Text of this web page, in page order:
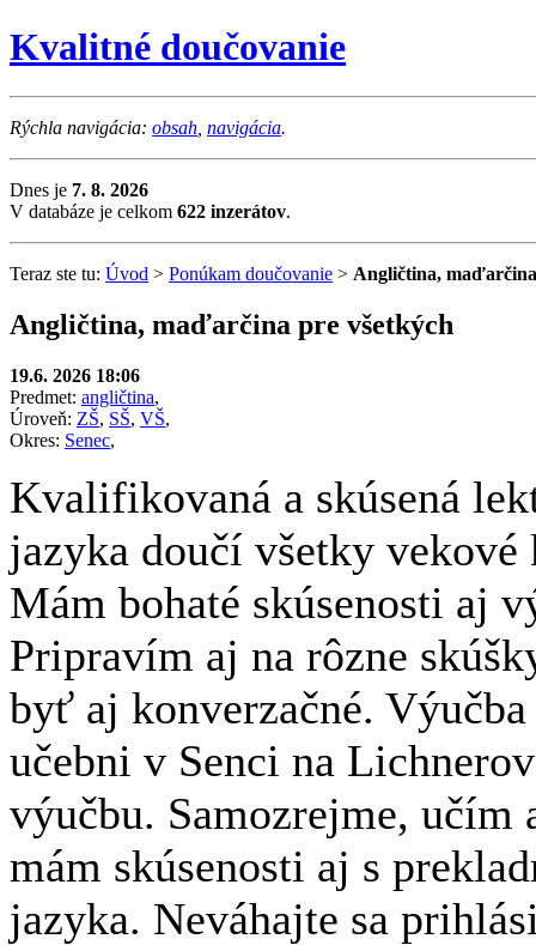
Kvalitné doučovanie
Rýchla navigácia: obsah navigácia.
Dnes je 7. 8. 2026
V databáze je celkom 622 inzerátov.
Teraz ste tu: Úvod > Ponúkam doučovanie > Angličtina,
Angličtina, maďarčina pre všetkých
19.6. 2026 18:06
Predmet: angličtina,
Úroveň: ZŠ, SŠ, VŠ,
Okres: Senec,
Kvalifikovaná a skúsená
jazyka doučí všetky
Mám bohaté skúsenosti aj
Pripravím aj na rôzne
byť aj konverzačné.
učebni v Senci na
výučbu. Samozrejme,
mám skúsenosti aj s
jazyka. Neváhajte sa